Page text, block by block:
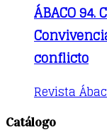
ÁBACO
conflicto
Revista
Catálogo